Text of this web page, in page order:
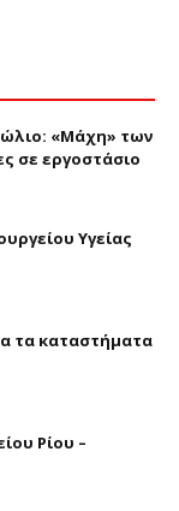
«Μάχη» των
σε εργοστάσιο
Υγείας
τα καταστήματα
Ρίου –